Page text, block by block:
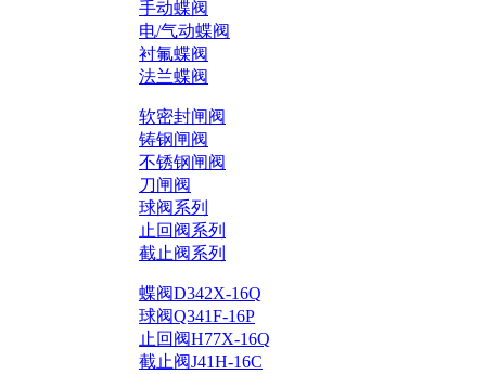
手动蝶阀
电/气动蝶阀
衬氟蝶阀
法兰蝶阀
软密封闸阀
铸钢闸阀
不锈钢闸阀
刀闸阀
球阀系列
止回阀系列
截止阀系列
蝶阀D342X-16Q
球阀Q341F-16P
止回阀H77X-16Q
截止阀J41H-16C